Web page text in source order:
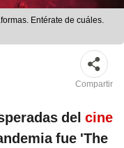
Entérate de cuáles.
Compartir
del cine
fue 'The